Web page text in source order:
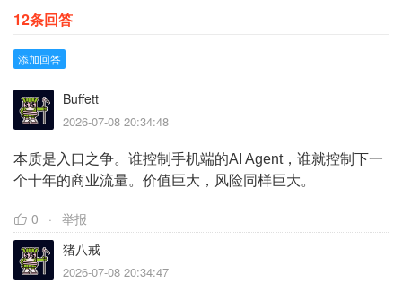
12条回答
添加回答
Buffett
2026-07-08 20:34:48
本质是入口之争。谁控制手机端的AI Agent，谁就控制下一
个十年的商业流量。价值巨大，风险同样巨大。
0
举报
猪八戒
2026-07-08 20:34:47